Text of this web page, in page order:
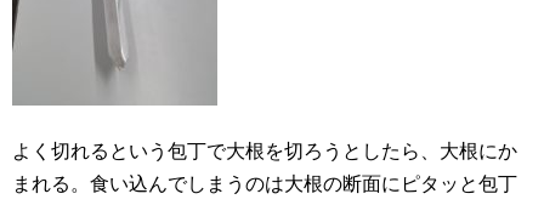
よく切れるという包丁で大根を切ろうとしたら、大根にか
まれる。食い込んでしまうのは大根の断面にピタッと包丁